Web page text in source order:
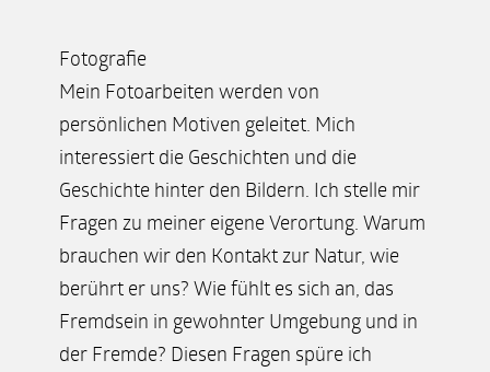
Fotografie
Mein Fotoarbeiten werden von
persönlichen Motiven geleitet. Mich
interessiert die Geschichten und die
Geschichte hinter den Bildern. Ich stelle mir
Fragen zu meiner eigene Verortung. Warum
brauchen wir den Kontakt zur Natur, wie
berührt er uns? Wie fühlt es sich an, das
Fremdsein in gewohnter Umgebung und in
der Fremde? Diesen Fragen spüre ich